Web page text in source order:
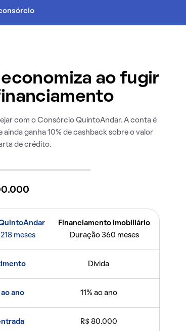
ao fugir
com o Consórcio QuintoAndar. A conta é
ganha 10% de cashback sobre o valor
de crédito.
meses
Financiamento imobiliário
Duração 360 meses
Dívida
ao ano 11% ao ano
R$ 80.000